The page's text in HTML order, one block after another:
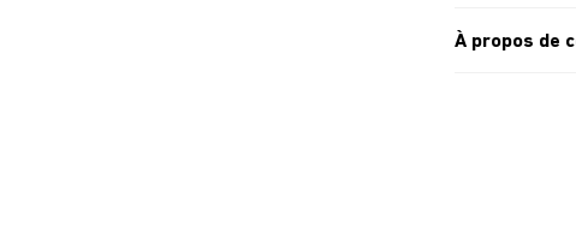
À propos de